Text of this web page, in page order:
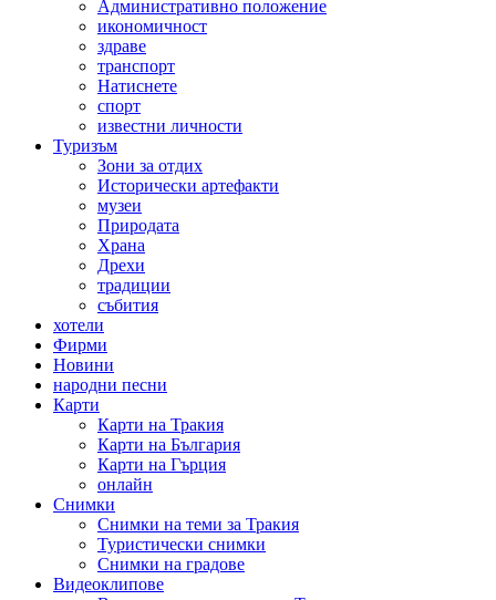
Административно положение
икономичност
здраве
транспорт
Натиснете
спорт
известни личности
Туризъм
Зони за отдих
Исторически артефакти
музеи
Природата
Храна
Дрехи
традиции
събития
хотели
Фирми
Новини
народни песни
Карти
Карти на Тракия
Карти на България
Карти на Гърция
онлайн
Снимки
Снимки на теми за Тракия
Туристически снимки
Снимки на градове
Видеоклипове